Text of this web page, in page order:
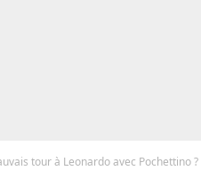
tour à Leonardo avec Pochettino ?